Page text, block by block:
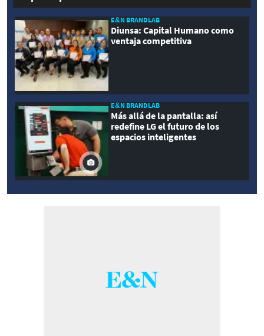
E&N BRANDLAB
Diunsa: Capital Humano como
ventaja competitiva
E&N BRANDLAB
Más allá de la pantalla: así
redefine LG el futuro de los
espacios inteligentes